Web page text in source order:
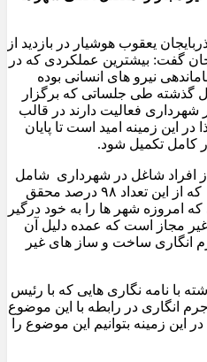
یعقوب هوشیار در بازدید از
گفت: بیشترین عملکردی که در
نیرو های انسانی بوده
گذشته طی جلساتی که برگزار
فعالیت دارند در قالب
این زمینه امید است تا پایان
داد: ۱ هزار و ۴۰۰ نفر از افراد شاغل در شهرداری شامل
تبدیل وضعیت ایثارگران شده اند که از این تعداد ۹۸ درصد محقق
امروزه شهر ها را به خود درگیر
مجاز است که عمده دلیل آن
انگاری ساخت و ساز های غیر
با نامه نگاری هایی که با رئیس
انگاری در رابطه با این موضوع
این زمینه بتوانیم این موضوع را